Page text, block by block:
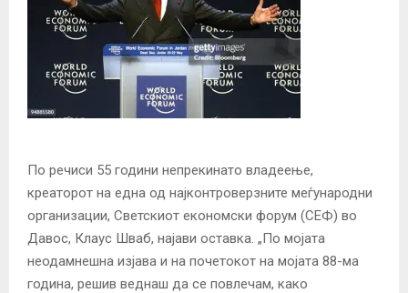
По речиси 55 години непрекинато владеење,
креаторот на една од најконтроверзните меѓународни
организации, Светскиот економски форум (СЕФ) во
Давос, Клаус Шваб, најави оставка. „По мојата
неодамнешна изјава и на почетокот на мојата 88-ма
година, решив веднаш да се повлечам, како